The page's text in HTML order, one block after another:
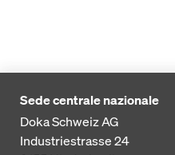
Sede centrale nazionale
Doka Schweiz AG
Industriestrasse 24